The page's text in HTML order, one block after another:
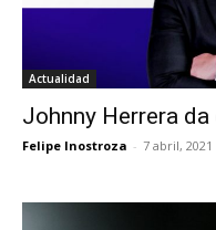
Actualidad
Johnny Herrera
Felipe Inostroza - 7 abril, 2021